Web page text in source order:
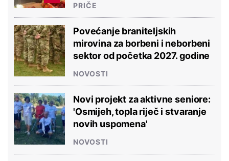
PRIČE
Povećanje braniteljskih
mirovina za borbeni i neborbeni
sektor od početka 2027. godine
NOVOSTI
Novi projekt za aktivne seniore:
'Osmijeh, topla riječ i stvaranje
novih uspomena'
NOVOSTI